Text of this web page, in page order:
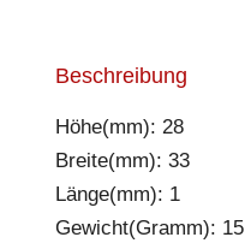
Beschreibung
Höhe(mm): 28
Breite(mm): 33
Länge(mm): 1
Gewicht(Gramm): 15